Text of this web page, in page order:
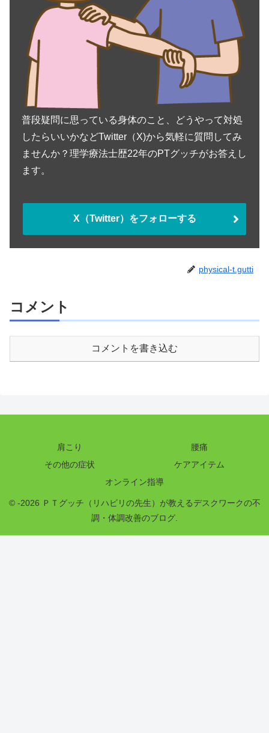
普段疑問に思っている身体のこと、どうやって対処
したらいいかなどTwitter（X)から気軽に質問してみ
ませんか？理学療法士歴22年のPTグッチがお答えし
ます。
X（Twitter）をフォローする
physical-t.gutti
コメント
コメントを書き込む
肩こり
腰痛
その他の症状
ケアアイテム
オンライン指導
© -2026 ＰＴグッチ（リハビリの先生）が教えるデスクワークの不
調・体調改善のブログ.